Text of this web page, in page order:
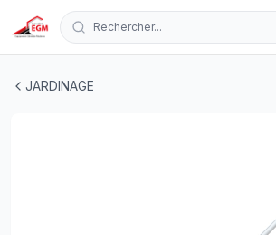
Rechercher...
JARDINAGE